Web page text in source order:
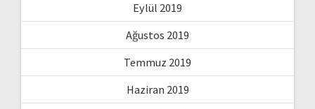
Eylül 2019
Ağustos 2019
Temmuz 2019
Haziran 2019